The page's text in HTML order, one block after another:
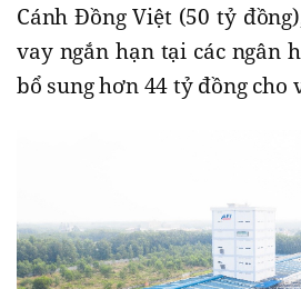
Cánh Đồng Việt (50 tỷ
vay ngắn hạn tại các ngân
bổ sung hơn 44 tỷ đồng cho